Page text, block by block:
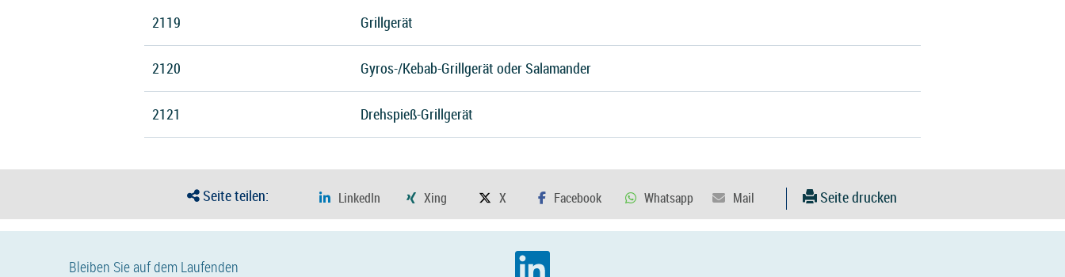
2119 Grillgerät
2120 Gyros-/Kebab-Grillgerät oder Salamander
2121 Drehspieß-Grillgerät
Seite teilen: Seite drucken
Bleiben Sie auf dem Laufenden